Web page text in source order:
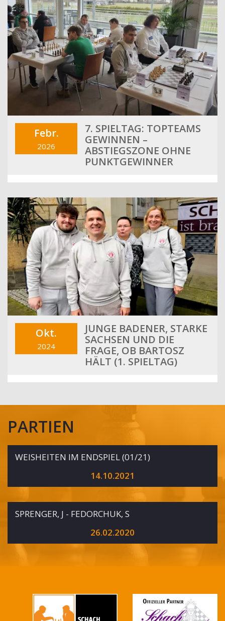
Febr.
2026
7. SPIELTAG: TOPTEAMS
GEWINNEN –
ABSTIEGSZONE OHNE
PUNKTGEWINNER
Okt.
2024
JUNGE BADENER, STARKE
SACHSEN UND DIE
FRAGE, OB BARTOSZ
HÄLT (1. SPIELTAG)
PARTIEN
WEISHEITEN IM ENDSPIEL (01/21)
14.10.2021
SPRENGER, J - FEDORCHUK, S
26.02.2020